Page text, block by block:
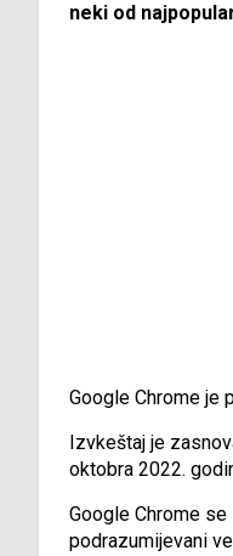
neki od
Google Chrome je
Izvkeštaj je
oktobra 2022.
Google Chrome
podrazumijevani